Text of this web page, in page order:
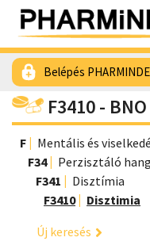
Belépés
F3410 -
F
Mentális és
F34
Perzisztáló
F341
Disztímia
F3410
Disztimia
Új keresés